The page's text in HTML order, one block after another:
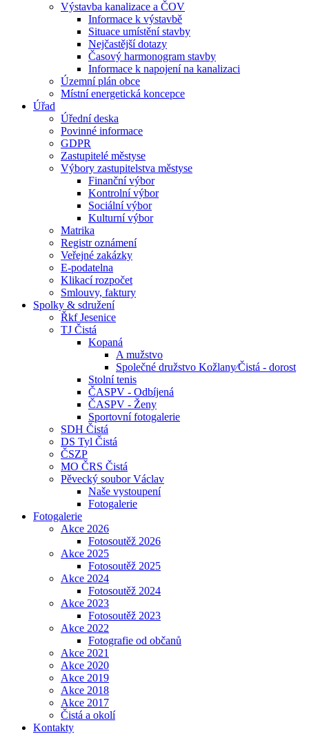
Výstavba kanalizace a ČOV
Informace k výstavbě
Situace umístění stavby
Nejčastější dotazy
Časový harmonogram stavby
Informace k napojení na kanalizaci
Územní plán obce
Místní energetická koncepce
Úřad
Úřední deska
Povinné informace
GDPR
Zastupitelé městyse
Výbory zastupitelstva městyse
Finanční výbor
Kontrolní výbor
Sociální výbor
Kulturní výbor
Matrika
Registr oznámení
Veřejné zakázky
E-podatelna
Klikací rozpočet
Smlouvy, faktury
Spolky & sdružení
Řkf Jesenice
TJ Čistá
Kopaná
A mužstvo
Společné družstvo Kožlany⁄Čistá - dorost
Stolní tenis
ČASPV - Odbíjená
ČASPV - Ženy
Sportovní fotogalerie
SDH Čistá
DS Tyl Čistá
ČSZP
MO ČRS Čistá
Pěvecký soubor Václav
Naše vystoupení
Fotogalerie
Fotogalerie
Akce 2026
Fotosoutěž 2026
Akce 2025
Fotosoutěž 2025
Akce 2024
Fotosoutěž 2024
Akce 2023
Fotosoutěž 2023
Akce 2022
Fotografie od občanů
Akce 2021
Akce 2020
Akce 2019
Akce 2018
Akce 2017
Čistá a okolí
Kontakty